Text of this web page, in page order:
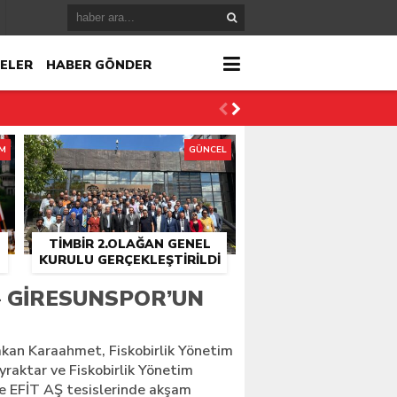
HABER GÖNDER
TİMBİR 2.OLAĞAN GENEL
KURULU GERÇEKLEŞTIRILDI
GÜNCEL
Karaahmet, Fiskobirlik Yönetim
ve Fiskobirlik Yönetim
EFİT AŞ tesislerinde akşam